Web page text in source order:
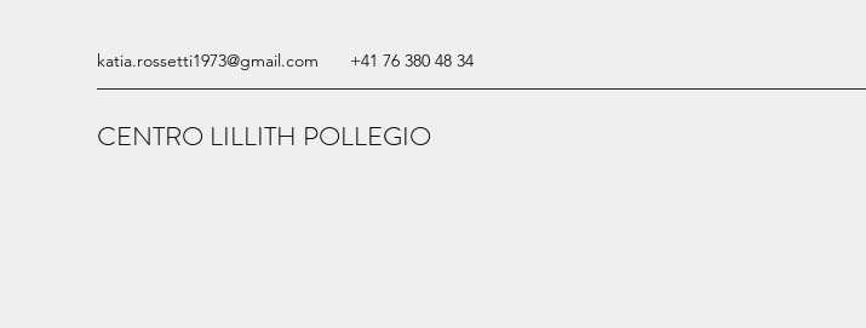
katia.rossetti1973@gmail.com +41 76 380 48 34
CENTRO LILLITH POLLEGIO